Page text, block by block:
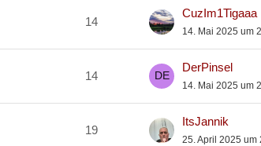
14
CuzIm1Tigaaa
14. Mai 2025 um
14
DerPinsel
14. Mai 2025 um
19
ItsJannik
25. April 2025 um